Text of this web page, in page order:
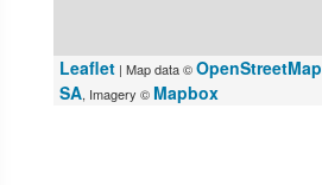
Leaflet | Map data ©OpenStreetMap
SA, Imagery © Mapbox